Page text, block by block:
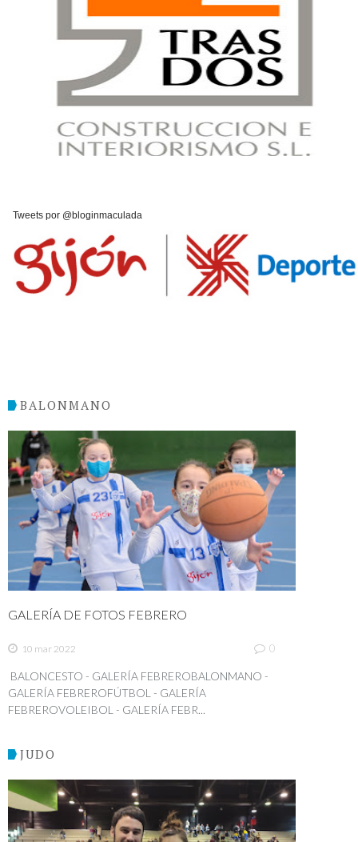
Tweets por @bloginmaculada
BALONMANO
GALERÍA DE FOTOS FEBRERO
10 mar 2022 0
BALONCESTO - GALERÍA FEBREROBALONMANO -
GALERÍA FEBREROFÚTBOL - GALERÍA
FEBREROVOLEIBOL - GALERÍA FEBR...
JUDO